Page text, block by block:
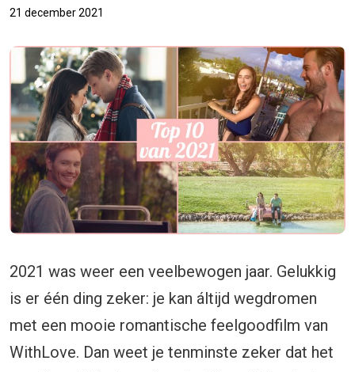
21 december 2021
2021 was weer een veelbewogen jaar. Gelukkig
is er één ding zeker: je kan áltijd wegdromen
met een mooie romantische feelgoodfilm van
WithLove. Dan weet je tenminste zeker dat het